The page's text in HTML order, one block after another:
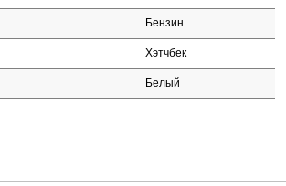
Бензин
Хэтчбек
Белый